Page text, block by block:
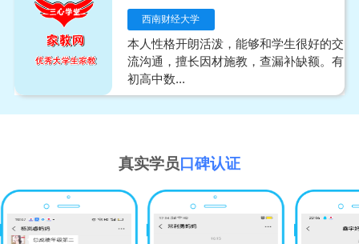
西南财经大学
本人性格开朗活泼，能够和学生很好的交
流沟通，擅长因材施教，查漏补缺额。有
初高中数...
真实学员 口碑认证